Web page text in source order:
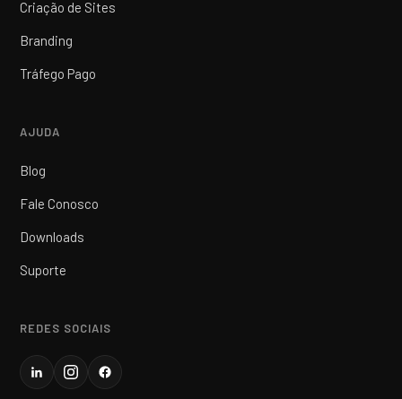
Criação de Sites
Branding
Tráfego Pago
AJUDA
Blog
Fale Conosco
Downloads
Suporte
REDES SOCIAIS